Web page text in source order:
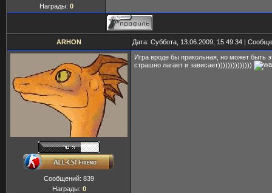
Награды: 0
ARHON Дата: Суббота, 13.06.2009, 15.49.34 |
Сообщений: 839
Награды: 0
Игра вроде бы прикольная, но может быть
страшно лагает и зависает))))))))))))))